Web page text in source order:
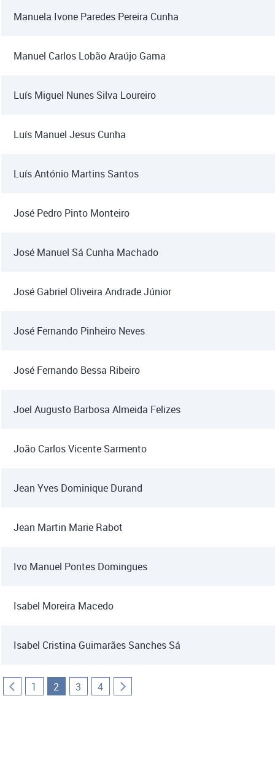
Manuela Ivone Paredes Pereira Cunha
Manuel Carlos Lobão Araújo Gama
Luís Miguel Nunes Silva Loureiro
Luís Manuel Jesus Cunha
Luís António Martins Santos
José Pedro Pinto Monteiro
José Manuel Sá Cunha Machado
José Gabriel Oliveira Andrade Júnior
José Fernando Pinheiro Neves
José Fernando Bessa Ribeiro
Joel Augusto Barbosa Almeida Felizes
João Carlos Vicente Sarmento
Jean Yves Dominique Durand
Jean Martin Marie Rabot
Ivo Manuel Pontes Domingues
Isabel Moreira Macedo
Isabel Cristina Guimarães Sanches Sá
1 2 3 4